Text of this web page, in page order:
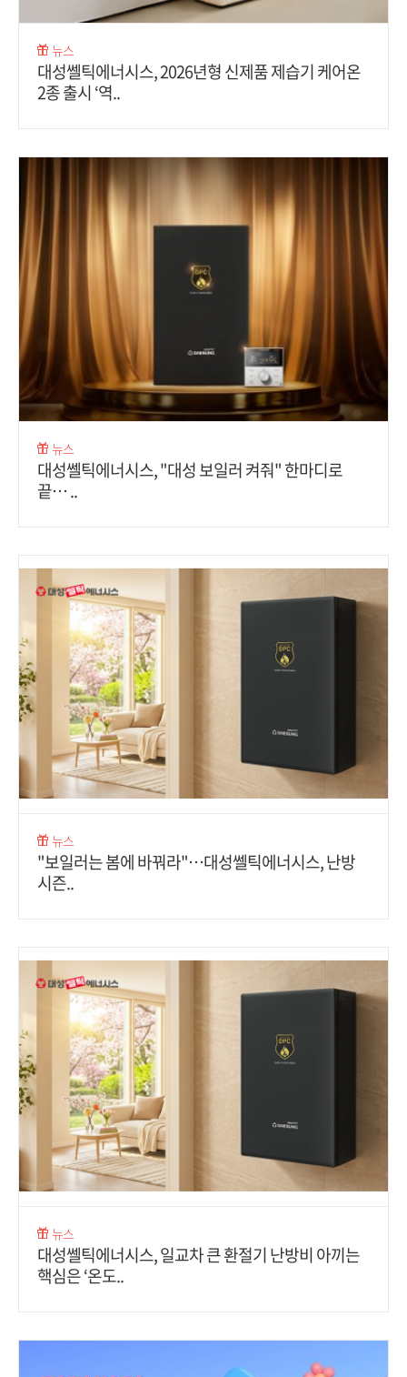
뉴스
대성쎌틱에너시스, 2026년형 신제품 제습기 케어온
2종 출시 ‘역..
뉴스
대성쎌틱에너시스, "대성 보일러 켜줘" 한마디로
끝… ..
뉴스
"보일러는 봄에 바꿔라"…대성쎌틱에너시스, 난방
시즌..
뉴스
대성쎌틱에너시스, 일교차 큰 환절기 난방비 아끼는
핵심은 ‘온도..